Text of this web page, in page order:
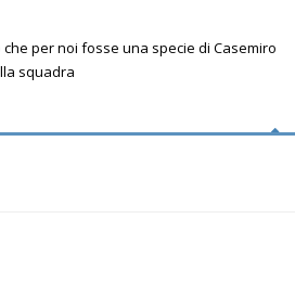
per noi fosse una specie di Casemiro
squadra